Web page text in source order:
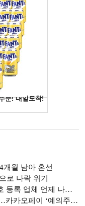
개월 남아 혼선
로 나락 위기
록 업체 언제 나오나
카오페이 ‘예의주시’